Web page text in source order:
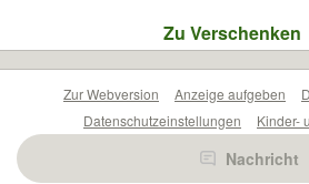
Zu Verschenken
Nachricht
Zur Webversion Anzeige aufgeben
Datenschutzeinstellungen
Kinder-
Barrierefreiheitserklärung